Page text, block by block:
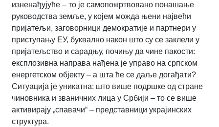
изненађујуће – то је самопожртвовано понашање
руководства земље, у којем можда њени највећи
пријатељи, заговорници демократије и партнери у
приступању ЕУ, буквално након што су се заклели у
пријатељство и сарадњу, почињу да чине пакости:
експлозивна направа нађена је управо на српском
енергетском објекту – а шта ће се даље догађати?
Ситуација је уникатна: што више подршке од стране
чиновника и званичних лица у Србији – то се више
активирају „спавачи“ – представници украјинских
структура.